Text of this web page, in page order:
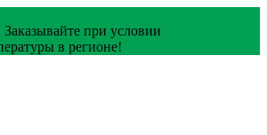
при условии
в регионе!